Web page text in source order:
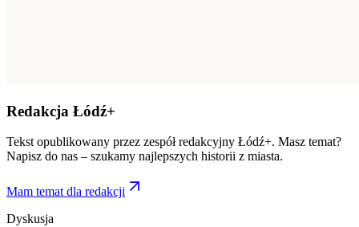
Redakcja Łódź+
Tekst opublikowany przez zespół redakcyjny Łódź+. Masz temat?
Napisz do nas – szukamy najlepszych historii z miasta.
Mam temat dla redakcji
Dyskusja